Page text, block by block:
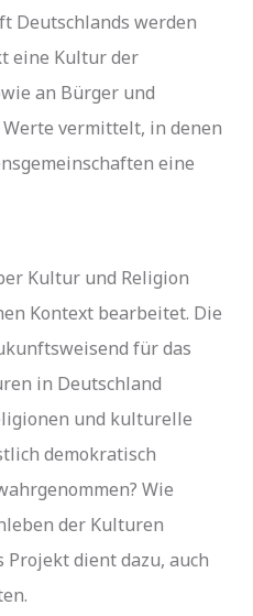
Deutschlands werden
eine Kultur der
an Bürger und
vermittelt, in denen
eine
Kultur und Religion
Kontext bearbeitet. Die
für das
in Deutschland
und kulturelle
demokratisch
Wie
der Kulturen
Projekt dient dazu, auch